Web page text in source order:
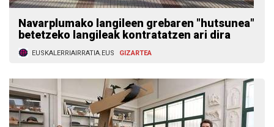
Navarplumako langileen grebaren "hutsunea"
betetzeko langileak kontratatzen ari dira
EUSKALERRIAIRRATIA.EUS GIZARTEA